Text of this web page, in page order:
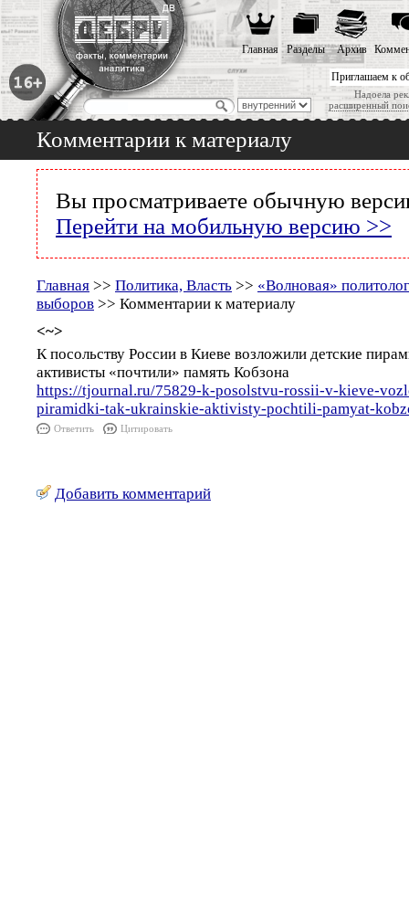
Приглашаем к
Надоела
расширенный
Главная Разделы Архив
Комментарии к материалу
Вы просматриваете обычную
Перейти на мобильную версию >>
Главная >> Политика, Власть >> «Волновая»
выборов >> Комментарии к материалу
<~>
К посольству России в Киеве возложили детские
активисты «почтили» память Кобзона
https://tjournal.ru/75829-k-posolstvu-rossii-v-kieve-
piramidki-tak-ukrainskie-aktivisty-pochtili-pamyat-
Ответить Цитировать
Добавить комментарий